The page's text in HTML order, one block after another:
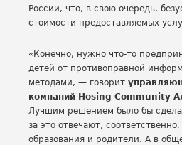
России, что, в свою очередь,
стоимости предоставляемых
«Конечно, нужно что-то
детей от противоправной
методами, — говорит
компаний Hosing Community
Лучшим решением было бы
за это отвечают,
образования и родители. А в